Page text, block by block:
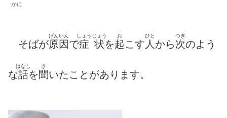
かに
そばが原因
げんいん
で症
しょう
状
じょう
を起
お
こす 人
ひと
から次
つぎ
のよう
な話
はなし
を聞
き
いたことがあります。